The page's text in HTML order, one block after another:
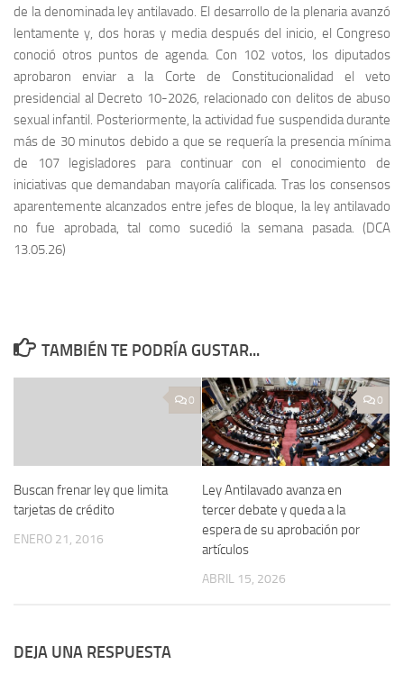
de la denominada ley antilavado. El desarrollo de la plenaria avanzó
lentamente y, dos horas y media después del inicio, el Congreso
conoció otros puntos de agenda. Con 102 votos, los diputados
aprobaron enviar a la Corte de Constitucionalidad el veto
presidencial al Decreto 10-2026, relacionado con delitos de abuso
sexual infantil. Posteriormente, la actividad fue suspendida durante
más de 30 minutos debido a que se requería la presencia mínima
de 107 legisladores para continuar con el conocimiento de
iniciativas que demandaban mayoría calificada. Tras los consensos
aparentemente alcanzados entre jefes de bloque, la ley antilavado
no fue aprobada, tal como sucedió la semana pasada. (DCA
13.05.26)
TAMBIÉN TE PODRÍA GUSTAR...
0
Buscan frenar ley que limita
tarjetas de crédito
ENERO 21, 2016
0
Ley Antilavado avanza en
tercer debate y queda a la
espera de su aprobación por
artículos
ABRIL 15, 2026
DEJA UNA RESPUESTA